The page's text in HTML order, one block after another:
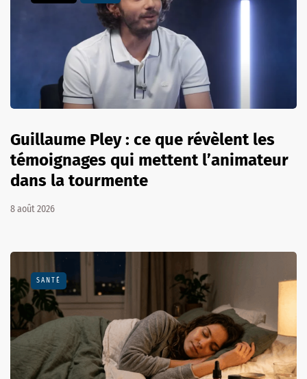
Guillaume Pley : ce que révèlent les
témoignages qui mettent l’animateur
dans la tourmente
8 août 2026
SANTÉ